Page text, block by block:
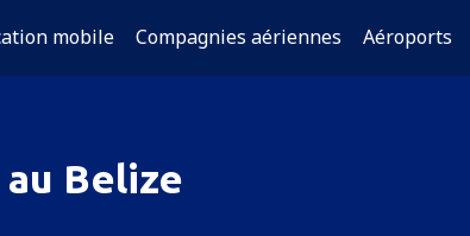
mobile Compagnies aériennes Aéroports
au Belize